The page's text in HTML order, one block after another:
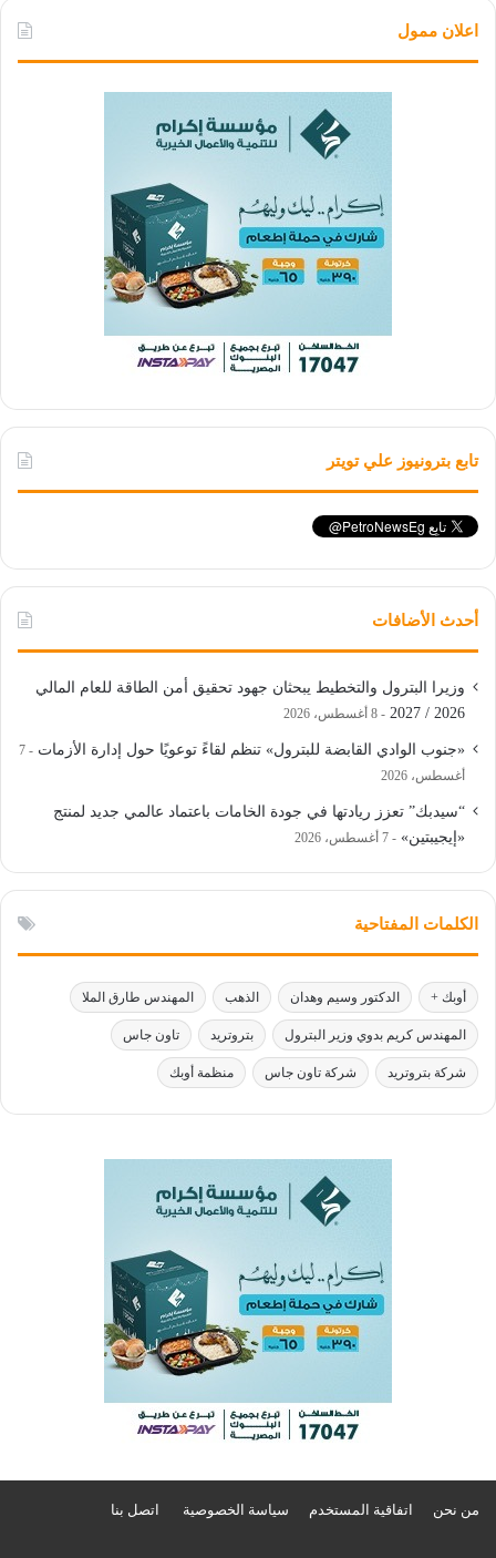
اعلان ممول
تابع بترونيوز علي تويتر
أحدث الأضافات
وزيرا البترول والتخطيط يبحثان جهود تحقيق أمن الطاقة للعام المالي
2026 / 2027
8 أغسطس، 2026
«جنوب الوادي القابضة للبترول» تنظم لقاءً توعويًا حول إدارة الأزمات
7
أغسطس، 2026
“سيدبك” تعزز ريادتها في جودة الخامات باعتماد عالمي جديد لمنتج
«إيجيبتين»
7 أغسطس، 2026
الكلمات المفتاحية
أوبك + الدكتور وسيم وهدان الذهب المهندس طارق الملا
المهندس كريم بدوي وزير البترول بتروتريد تاون جاس
شركة بتروتريد شركة تاون جاس منظمة أوبك
من نحن اتفاقية المستخدم سياسة الخصوصية اتصل بنا